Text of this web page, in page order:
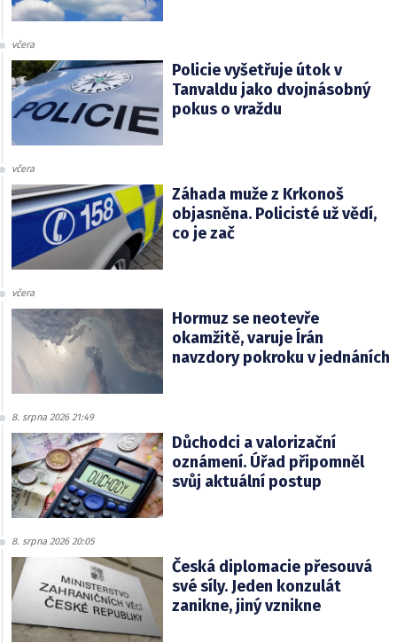
včera
Policie vyšetřuje útok v
Tanvaldu jako dvojnásobný
pokus o vraždu
včera
Záhada muže z Krkonoš
objasněna. Policisté už vědí,
co je zač
včera
Hormuz se neotevře
okamžitě, varuje Írán
navzdory pokroku v jednáních
8. srpna 2026 21:49
Důchodci a valorizační
oznámení. Úřad připomněl
svůj aktuální postup
8. srpna 2026 20:05
Česká diplomacie přesouvá
své síly. Jeden konzulát
zanikne, jiný vznikne